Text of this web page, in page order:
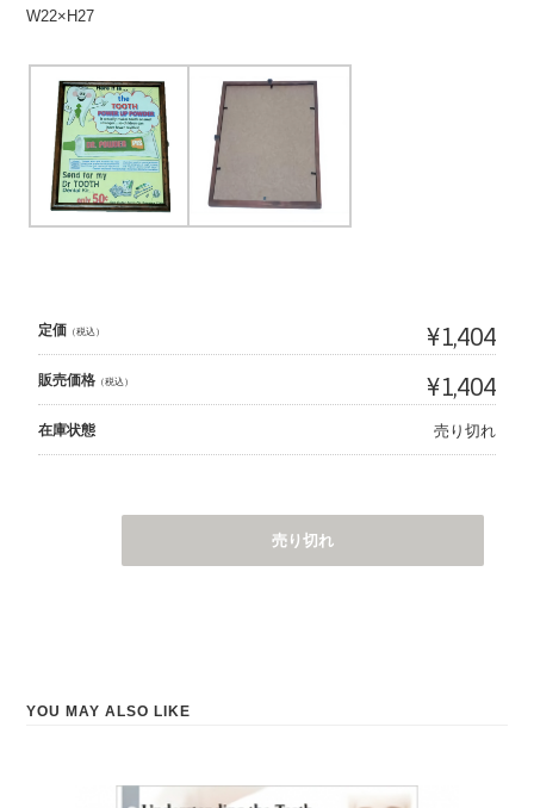
W22×H27
定価 （税込） ¥1,404
販売価格 （税込） ¥1,404
在庫状態 売り切れ
売り切れ
YOU MAY ALSO LIKE